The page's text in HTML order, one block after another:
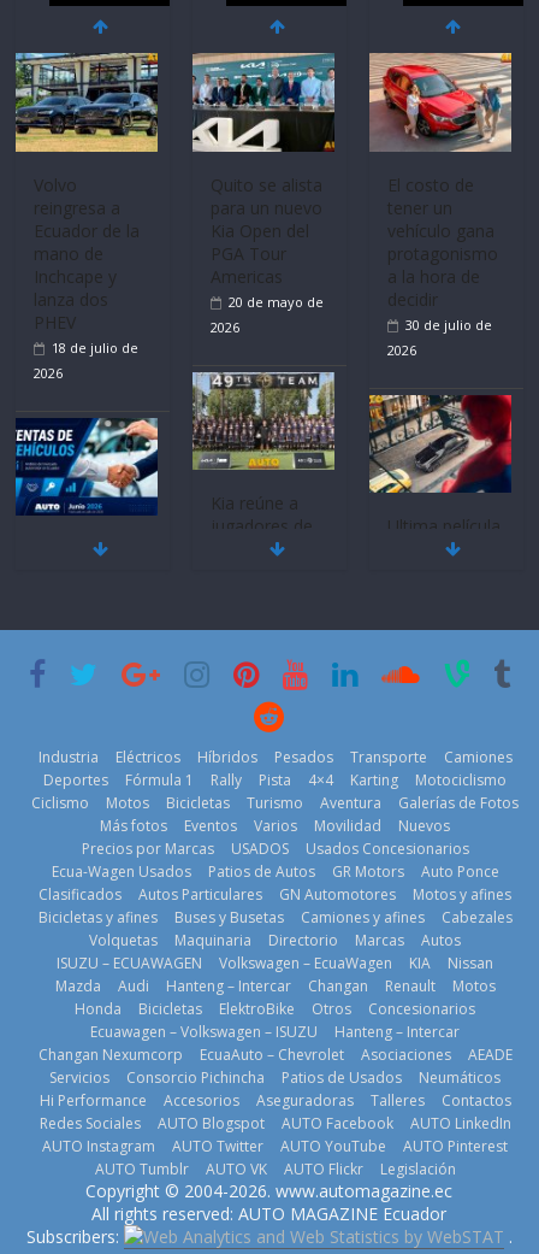
Volvo
reingresa a
Ecuador de la
mano de
Inchcape y
lanza dos
PHEV
18 de julio de
2026
Mercado
historia
11 de julio de
BMW, Toyota,
Bosch y
prueban flota
que usa
gasolina 100%
renovable
25 de julio de
2026
Quito se alista
para un nuevo
Kia Open del
PGA Tour
Americas
20 de mayo de
2026
Kia reúne a
jugadores de
fútbol de todo
2026
La Vuelta al
Ecuador 2026,
edición 47ª,
recorre 7
provincias en 8
días
1 de agosto de
2026
La FEDAK
recibe 12
Sinotruk
El costo de
tener un
vehículo gana
protagonismo
a la hora de
decidir
30 de julio de
2026
Ultima película
‘Spider‑Man:
29 de julio de
¿Qué puede
pasar con tu
vehículo si
permanece
varios días sin
usar?
3 de agosto de
2026
La FEDAK
recibe 12
Industria Eléctricos Híbridos Pesados Transporte
Camiones
Deportes
Fórmula 1 Rally Pista 4×4 Karting
Motociclismo
Ciclismo
Motos Bicicletas Turismo Aventura
Galerías de Fotos
Más fotos
Eventos Varios Movilidad
Nuevos
Precios por Marcas
USADOS
Usados Concesionarios
Ecua-Wagen Usados
Patios de Autos GR Motors
Auto Ponce
Clasificados
Autos Particulares GN Automotores
Motos y afines
Bicicletas y afines
Buses y Busetas Camiones y afines
Cabezales
Volquetas
Maquinaria Directorio Marcas
Autos
ISUZU – ECUAWAGEN
Volkswagen – EcuaWagen KIA
Nissan
Mazda
Audi Hanteng – Intercar Changan Renault
Motos
Honda
Bicicletas ElektroBike Otros
Concesionarios
Ecuawagen – Volkswagen – ISUZU
Hanteng – Intercar
Changan Nexumcorp
EcuaAuto – Chevrolet Asociaciones
AEADE
Servicios
Consorcio Pichincha Patios de Usados
Neumáticos
Hi Performance
Accesorios Aseguradoras Talleres
Contactos
Redes Sociales
AUTO Blogspot AUTO Facebook
AUTO LinkedIn
AUTO Instagram
AUTO Twitter AUTO YouTube
AUTO Pinterest
AUTO Tumblr
AUTO VK AUTO Flickr Legislación
Copyright © 2004-2026. www.automagazine.ec
All rights reserved: AUTO MAGAZINE Ecuador
Subscribers:
.